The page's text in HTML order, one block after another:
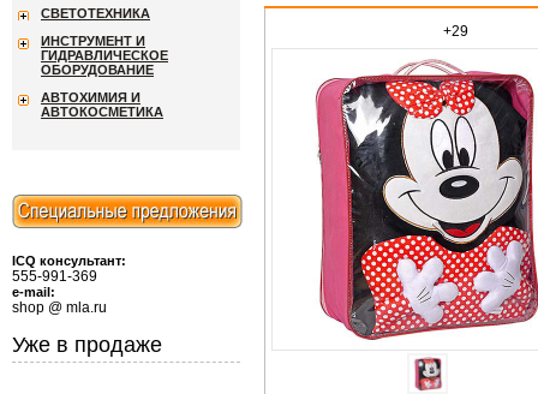
+29
СВЕТОТЕХНИКА
ИНСТРУМЕНТ И
ГИДРАВЛИЧЕСКОЕ
ОБОРУДОВАНИЕ
АВТОХИМИЯ И
АВТОКОСМЕТИКА
ICQ консультант:
555-991-369
e-mail:
shop @ mla.ru
Уже в продаже